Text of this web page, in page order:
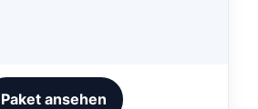
Paket ansehen